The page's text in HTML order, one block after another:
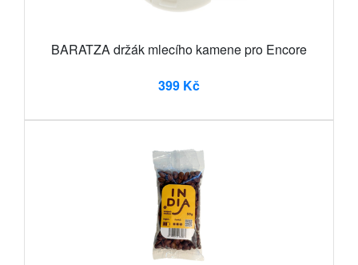
BARATZA držák mlecího kamene pro Encore
399 Kč